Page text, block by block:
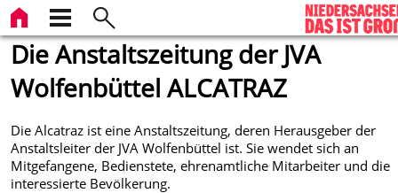
Die Anstaltszeitung der JVA
Wolfenbüttel ALCATRAZ
Die Alcatraz ist eine Anstaltszeitung, deren Herausgeber der
Anstaltsleiter der JVA Wolfenbüttel ist. Sie wendet sich an
Mitgefangene, Bedienstete, ehrenamtliche Mitarbeiter und die
interessierte Bevölkerung.